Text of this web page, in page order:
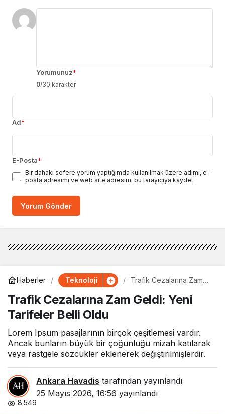
Yorumunuz*
0/30 karakter
Ad*
E-Posta*
Bir dahaki sefere yorum yaptığımda kullanılmak üzere adımı, e-
posta adresimi ve web site adresimi bu tarayıcıya kaydet.
Yorum Gönder
Haberler Teknoloji
Trafik Cezalarına Zam
Oldu
Trafik Cezalarına Zam Geldi: Yeni
Tarifeler Belli Oldu
Lorem Ipsum pasajlarının birçok çeşitlemesi vardır.
Ancak bunların büyük bir çoğunluğu mizah katılarak
veya rastgele sözcükler eklenerek değiştirilmişlerdir.
Ankara Havadis tarafından yayınlandı
25 Mayıs 2026, 16:56 yayınlandı
8.549